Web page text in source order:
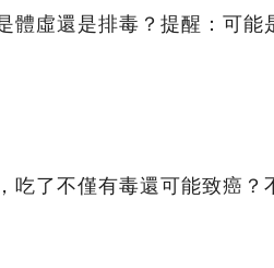
體虛還是排毒？提醒：可能
吃了不僅有毒還可能致癌？